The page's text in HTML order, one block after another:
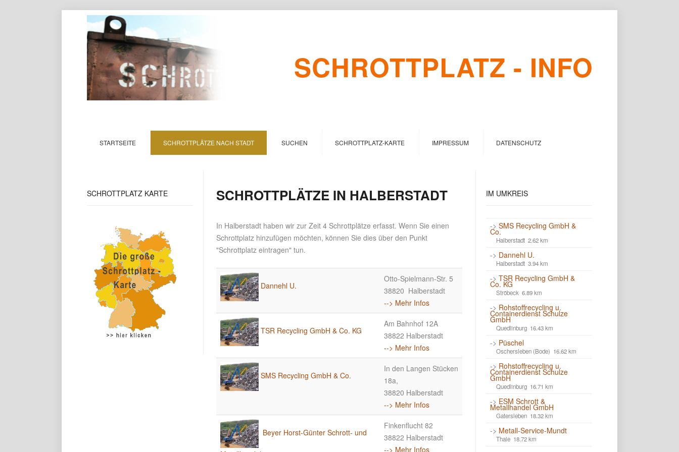
SCHROTTPLATZ - INFO
STARTSEITE SCHROTTPLÄTZE NACH STADT SUCHEN SCHROTTPLATZ-KARTE IMPRESSUM DATENSCHUTZ
SCHROTTPLATZ KARTE SCHROTTPLÄTZE IN HALBERSTADT
In Halberstadt haben wir zur Zeit 4 Schrottplätze erfasst. Wenn Sie einen
Schrottplatz hinzufügen möchten, können Sie dies über den Punkt
"Schrottplatz eintragen" tun.
Dannehl U.
Otto-Spielmann-Str. 5
38820 Halberstadt
--> Mehr Infos
TSR Recycling GmbH & Co. KG
Am Bahnhof 12A
38822 Halberstadt
--> Mehr Infos
SMS Recycling GmbH & Co.
In den Langen Stücken
18a,
38820 Halberstadt
--> Mehr Infos
Beyer Horst-Günter Schrott- und
Finkenflucht 82
38822 Halberstadt
--> Mehr Infos
IM UMKREIS
->SMS Recycling GmbH &
Co.
Halberstadt 2.62 km
-> Dannehl U.
Halberstadt 3.94 km
->TSR Recycling GmbH &
Co. KG
Ströbeck 6.89 km
-> Rohstoffrecycling u.
Containerdienst Schulze
GmbH
Quedlinburg 16.43 km
-> Püschel
Oschersleben (Bode) 16.62 km
-> Rohstoffrecycling u.
Containerdienst Schulze
GmbH
Quedlinburg 16.71 km
-> ESM Schrott &
Metallhandel GmbH
Gatersleben 18.32 km
-> Metall-Service-Mundt
Thale 18.72 km